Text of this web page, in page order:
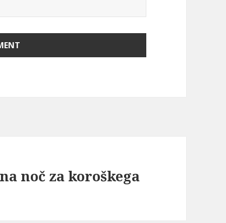
noč za koroškega